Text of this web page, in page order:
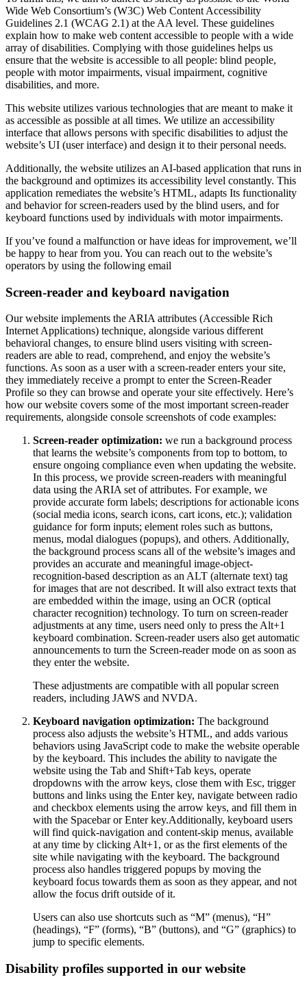
Wide Web Consortium’s (W3C) Web Content Accessibility
Guidelines 2.1 (WCAG 2.1) at the AA level. These guidelines
explain how to make web content accessible to people with a wide
array of disabilities. Complying with those guidelines helps us
ensure that the website is accessible to all people: blind people,
people with motor impairments, visual impairment, cognitive
disabilities, and more.
This website utilizes various technologies that are meant to make it
as accessible as possible at all times. We utilize an accessibility
interface that allows persons with specific disabilities to adjust the
website’s UI (user interface) and design it to their personal needs.
Additionally, the website utilizes an AI-based application that runs in
the background and optimizes its accessibility level constantly. This
application remediates the website’s HTML, adapts Its functionality
and behavior for screen-readers used by the blind users, and for
keyboard functions used by individuals with motor impairments.
If you’ve found a malfunction or have ideas for improvement, we’ll
be happy to hear from you. You can reach out to the website’s
operators by using the following email
Screen-reader and keyboard navigation
Our website implements the ARIA attributes (Accessible Rich
Internet Applications) technique, alongside various different
behavioral changes, to ensure blind users visiting with screen-
readers are able to read, comprehend, and enjoy the website’s
functions. As soon as a user with a screen-reader enters your site,
they immediately receive a prompt to enter the Screen-Reader
Profile so they can browse and operate your site effectively. Here’s
how our website covers some of the most important screen-reader
requirements, alongside console screenshots of code examples:
Screen-reader optimization: we run a background process
that learns the website’s components from top to bottom, to
ensure ongoing compliance even when updating the website.
In this process, we provide screen-readers with meaningful
data using the ARIA set of attributes. For example, we
provide accurate form labels; descriptions for actionable icons
(social media icons, search icons, cart icons, etc.); validation
guidance for form inputs; element roles such as buttons,
menus, modal dialogues (popups), and others. Additionally,
the background process scans all of the website’s images and
provides an accurate and meaningful image-object-
recognition-based description as an ALT (alternate text) tag
for images that are not described. It will also extract texts that
are embedded within the image, using an OCR (optical
character recognition) technology. To turn on screen-reader
adjustments at any time, users need only to press the Alt+1
keyboard combination. Screen-reader users also get automatic
announcements to turn the Screen-reader mode on as soon as
they enter the website.
These adjustments are compatible with all popular screen
readers, including JAWS and NVDA.
Keyboard navigation optimization: The background
process also adjusts the website’s HTML, and adds various
behaviors using JavaScript code to make the website operable
by the keyboard. This includes the ability to navigate the
website using the Tab and Shift+Tab keys, operate
dropdowns with the arrow keys, close them with Esc, trigger
buttons and links using the Enter key, navigate between radio
and checkbox elements using the arrow keys, and fill them in
with the Spacebar or Enter key.Additionally, keyboard users
will find quick-navigation and content-skip menus, available
at any time by clicking Alt+1, or as the first elements of the
site while navigating with the keyboard. The background
process also handles triggered popups by moving the
keyboard focus towards them as soon as they appear, and not
allow the focus drift outside of it.
Users can also use shortcuts such as “M” (menus), “H”
(headings), “F” (forms), “B” (buttons), and “G” (graphics) to
jump to specific elements.
Disability profiles supported in our website